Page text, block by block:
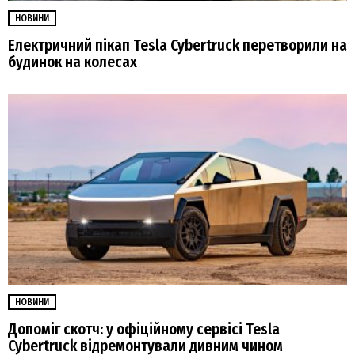
НОВИНИ
Електричний пікап Tesla Cybertruck перетворили на
будинок на колесах
НОВИНИ
Допоміг скотч: у офіційному сервісі Tesla
Cybertruck відремонтували дивним чином